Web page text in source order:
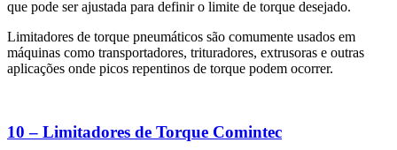
que pode ser ajustada para definir o limite de torque desejado.
Limitadores de torque pneumáticos são comumente usados em
máquinas como transportadores, trituradores, extrusoras e outras
aplicações onde picos repentinos de torque podem ocorrer.
10 – Limitadores de Torque Comintec